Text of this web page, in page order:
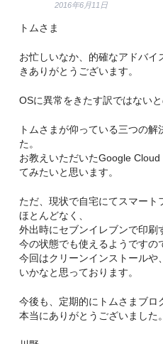
2016年6月11日
トムさま
お忙しいなか、的確なアドバ
きありがとうございます。
OSに異常をきたす訳ではない
トムさまが仰っている三つの
た。
お教えいただいたGoogle
てみたいと思います。
ただ、現状で自宅にてスマー
ほとんどなく、
外出時にセブンイレブンで印
今の状態でも使えるようですの
今回はクリーンインストールや
いかなと思っております。
今後も、定期的にトムさまブロ
本当にありがとうございました。